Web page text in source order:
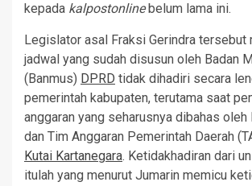
kepada kalpostonline belum lama ini.
Legislator asal Fraksi Gerindra tersebut
jadwal yang sudah disusun oleh Badan
(Banmus) DPRD tidak dihadiri secara
pemerintah kabupaten, terutama saat
anggaran yang seharusnya dibahas oleh
dan Tim Anggaran Pemerintah Daerah
Kutai Kartanegara. Ketidakhadiran dari
itulah yang menurut Jumarin memicu